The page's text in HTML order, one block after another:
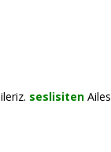
seslisiten